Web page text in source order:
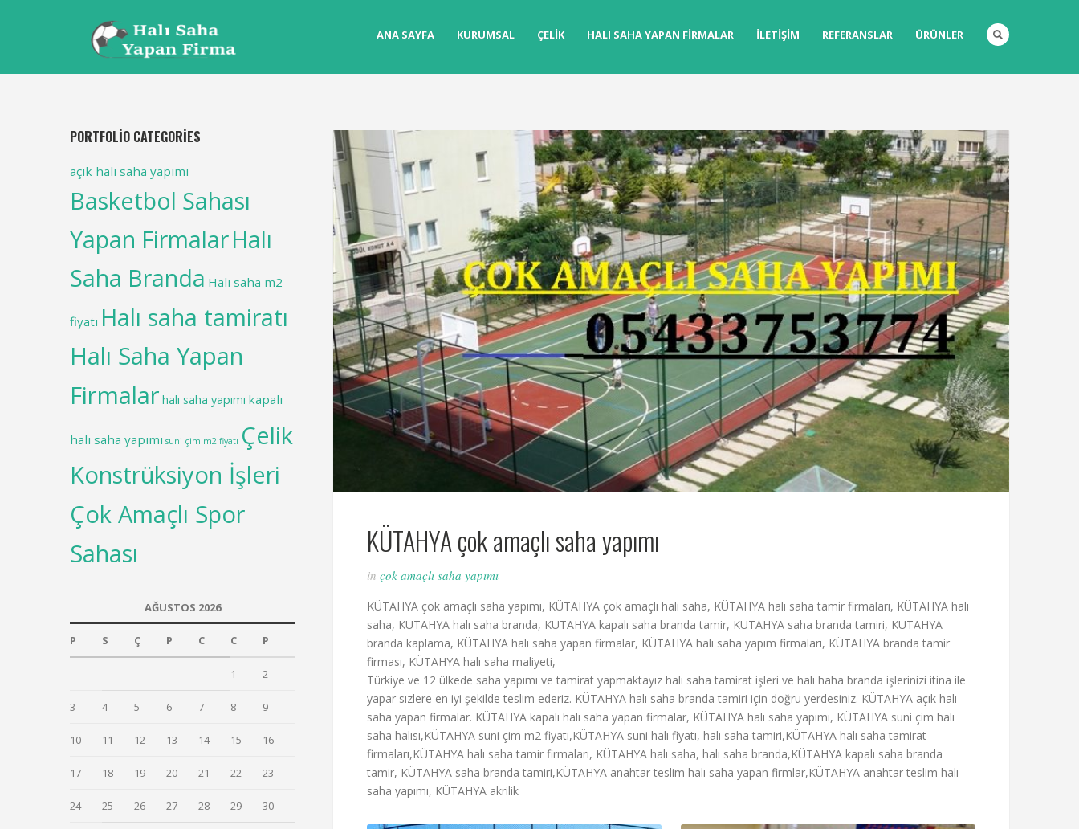
ANA SAYFA KURUMSAL ÇELIK HALI SAHA YAPAN FIRMALAR İLETIŞIM REFERANSLAR ÜRÜNLER
KÜTAHYA çok amaçlı saha yapımı
in çok amaçlı saha yapımı
KÜTAHYA çok amaçlı saha yapımı, KÜTAHYA çok amaçlı halı saha, KÜTAHYA halı saha tamir firmaları, KÜTAHYA halı
saha, KÜTAHYA halı saha branda, KÜTAHYA kapalı saha branda tamir, KÜTAHYA saha branda tamiri, KÜTAHYA
branda kaplama, KÜTAHYA halı saha yapan firmalar, KÜTAHYA halı saha yapım firmaları, KÜTAHYA branda tamir
firması, KÜTAHYA halı saha maliyeti,
Türkiye ve 12 ülkede saha yapımı ve tamirat yapmaktayız halı saha tamirat işleri ve halı haha branda işlerinizi itina ile
yapar sızlere en iyi şekilde teslim ederiz. KÜTAHYA halı saha branda tamiri için doğru yerdesiniz. KÜTAHYA açık halı
saha yapan firmalar. KÜTAHYA kapalı halı saha yapan firmalar, KÜTAHYA halı saha yapımı, KÜTAHYA suni çim halı
saha halısı,KÜTAHYA suni çim m2 fiyatı,KÜTAHYA suni halı fiyatı, halı saha tamiri,KÜTAHYA halı saha tamirat
firmaları,KÜTAHYA halı saha tamir firmaları, KÜTAHYA halı saha, halı saha branda,KÜTAHYA kapalı saha branda
tamir, KÜTAHYA saha branda tamiri,KÜTAHYA anahtar teslim halı saha yapan firmlar,KÜTAHYA anahtar teslim halı
saha yapımı, KÜTAHYA akrilik
PORTFOLIO CATEGORIES
açık halı saha yapımı
Basketbol Sahası
Yapan FirmalarHalı
Saha Branda Halı saha m2
fiyatı Halı saha tamiratı
Halı Saha Yapan
Firmalar halı saha yapımı kapalı
halı saha yapımı suni çim m2 fiyatı Çelik
Konstrüksiyon İşleri
Çok Amaçlı Spor
Sahası
AĞUSTOS 2026
P S Ç P C C P
1 2
3 4 5 6 7 8 9
10 11 12 13 14 15 16
17 18 19 20 21 22 23
24 25 26 27 28 29 30